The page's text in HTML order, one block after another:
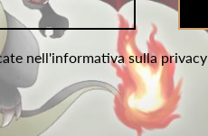
nell'informativa sulla privacy